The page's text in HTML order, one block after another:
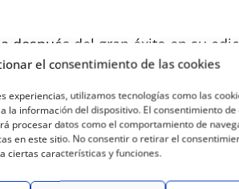
el consentimiento de las cookies
experiencias, utilizamos tecnologías como las
la información del dispositivo. El consentimiento de
procesar datos como el comportamiento de
en este sitio. No consentir o retirar el
ciertas características y funciones.
después del gran éxito en su
en disciplinas diversas,